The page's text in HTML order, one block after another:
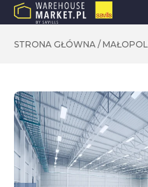
STRONA GŁÓWNA /